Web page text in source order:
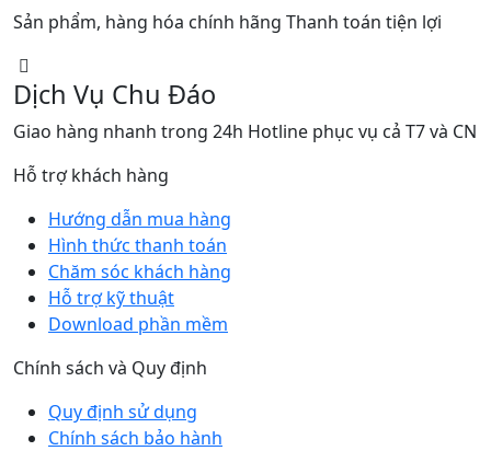
Sản phẩm, hàng hóa chính hãng Thanh toán tiện lợi
Dịch Vụ Chu Đáo
Giao hàng nhanh trong 24h Hotline phục vụ cả T7 và CN
Hỗ trợ khách hàng
Hướng dẫn mua hàng
Hình thức thanh toán
Chăm sóc khách hàng
Hỗ trợ kỹ thuật
Download phần mềm
Chính sách và Quy định
Quy định sử dụng
Chính sách bảo hành